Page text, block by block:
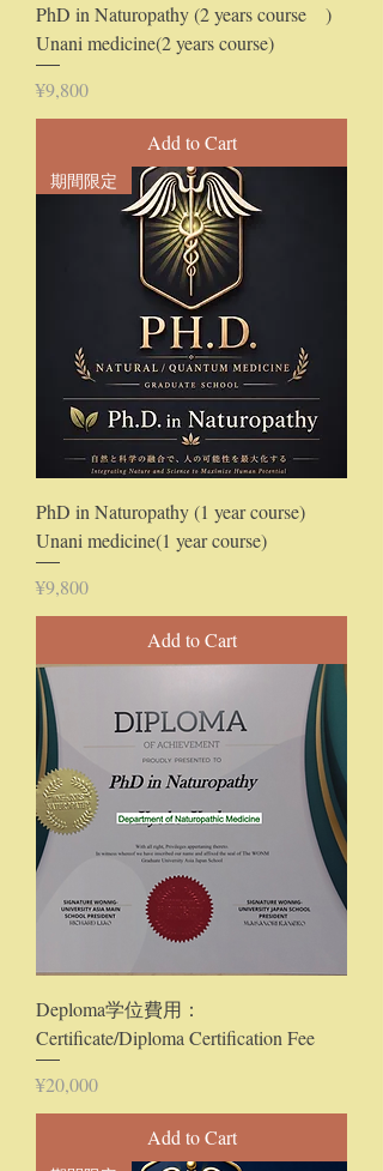
PhD in Naturopathy (2 years course )
Unani medicine(2 years course)
Price
¥9,800
Add to Cart
期間限定
PhD in Naturopathy (1 year course)
Unani medicine(1 year course)
Price
¥9,800
Add to Cart
Deploma学位費用：
Certificate/Diploma Certification Fee
Price
¥20,000
Add to Cart